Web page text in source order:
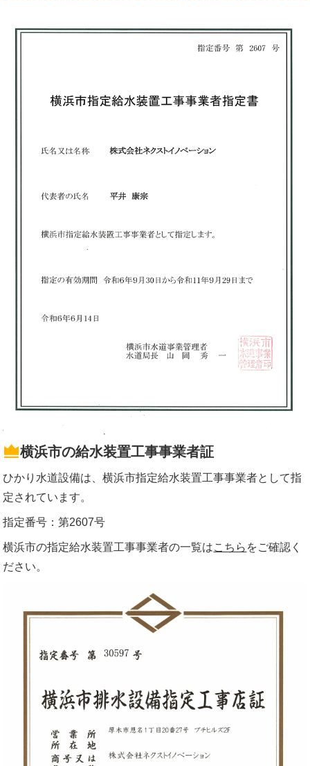
横浜市の給水装置工事事業者証
ひかり水道設備は、横浜市指定給水装置工事事業者として指
定されています。
指定番号：第2607号
横浜市の指定給水装置工事事業者の一覧はこちら をご確認く
ださい。